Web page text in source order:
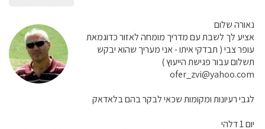
נאורה שלום
אציע לך לשבת עם מדריך מומחה לאזור כדוגמאת
עופר צבי ( תבדקי איתו - אני מעריך שהוא יבקש
תשלום עבור פגישת הייעוץ )
ofer_zvi@yahoo.com
לגבי רעיונות ומקומות שכאי לבקר בהם בלאדאק
יום 1 דלהי